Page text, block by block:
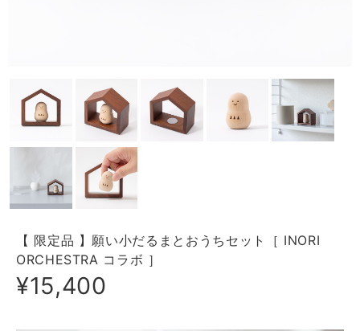
【 限定品 】願い小だるまとおうちセット［ INORI
ORCHESTRA コラボ ］
¥15,400